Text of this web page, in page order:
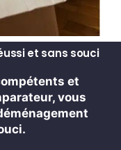
et sans souci
et
vous